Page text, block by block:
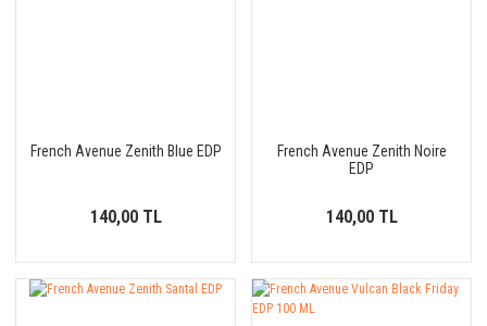
French Avenue Zenith Blue EDP
140,00 TL
French Avenue Zenith Noire
EDP
140,00 TL